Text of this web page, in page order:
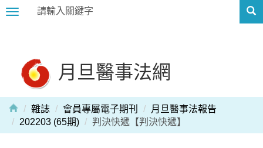
Toggle
月旦醫事法網
雜誌 會員專屬電子期刊
月旦醫事法報告
202203 (65期)
判決快遞【判決快遞】